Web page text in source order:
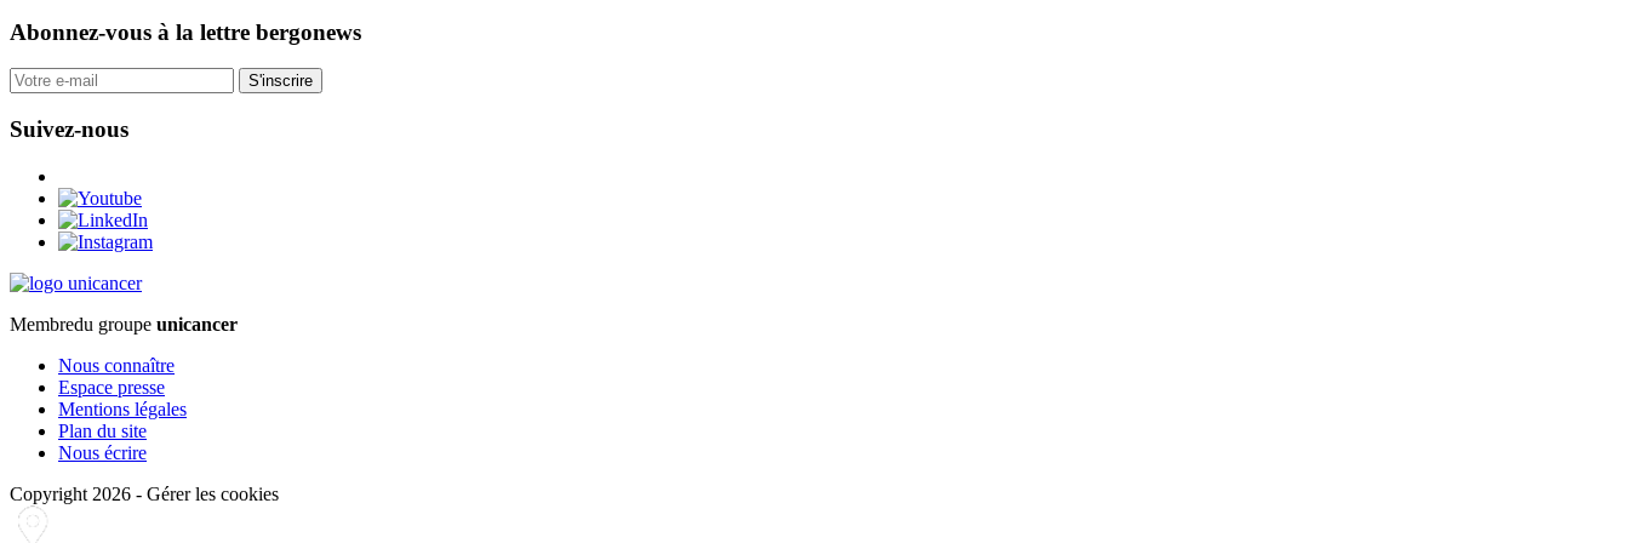
Abonnez-vous à la lettre bergonews
S'inscrire
Suivez-nous
Membredu groupe unicancer
Nous connaître
Espace presse
Mentions légales
Plan du site
Nous écrire
Copyright 2026 - Gérer les cookies